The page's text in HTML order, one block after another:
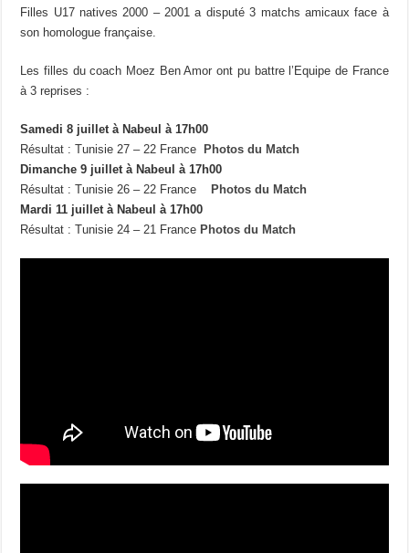
Filles U17 natives 2000 – 2001 a disputé 3 matchs amicaux face à
son homologue française.
Les filles du coach Moez Ben Amor ont pu battre l’Equipe de France
à 3 reprises :
Samedi 8 juillet à Nabeul à 17h00
Résultat : Tunisie 27 – 22 France
Photos du Match
Dimanche 9 juillet à Nabeul à 17h00
Résultat : Tunisie 26 – 22 France
Photos du Match
Mardi 11 juillet à Nabeul à 17h00
Résultat : Tunisie 24 – 21 France Photos du Match